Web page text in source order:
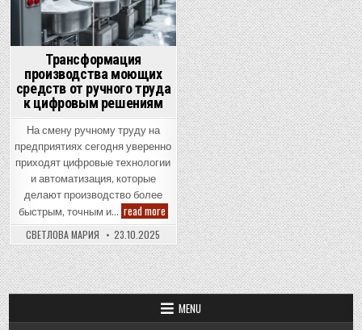
Трансформация
производства моющих
средств от ручного труда
к цифровым решениям
На смену ручному труду на
предприятиях сегодня уверенно
приходят цифровые технологии
и автоматизация, которые
делают производство более
быстрым, точным и… read moreТрансформация
производства
моющих
средств
от
ручного
труда
к
цифровым
решениям
СВЕТЛОВА МАРИЯ 23.10.2025
MENU